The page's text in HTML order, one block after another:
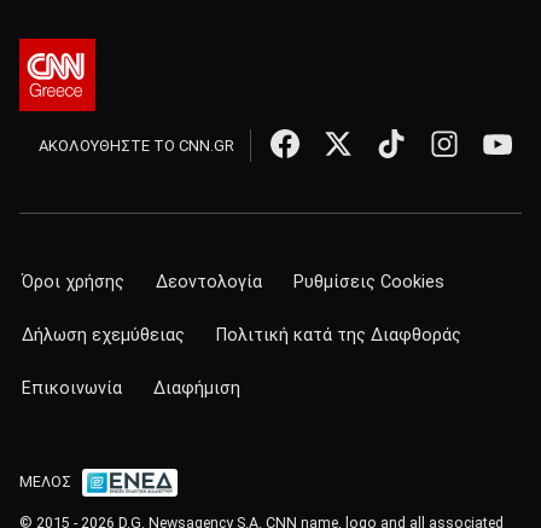
ΑΚΟΛΟΥΘΗΣΤΕ ΤΟ CNN.GR
Όροι χρήσης Δεοντολογία Ρυθμίσεις Cookies
Δήλωση εχεμύθειας Πολιτική κατά της Διαφθοράς
Επικοινωνία Διαφήμιση
ΜΕΛΟΣ
© 2015 - 2026 D.G. Newsagency S.A. CNN name, logo and all associated